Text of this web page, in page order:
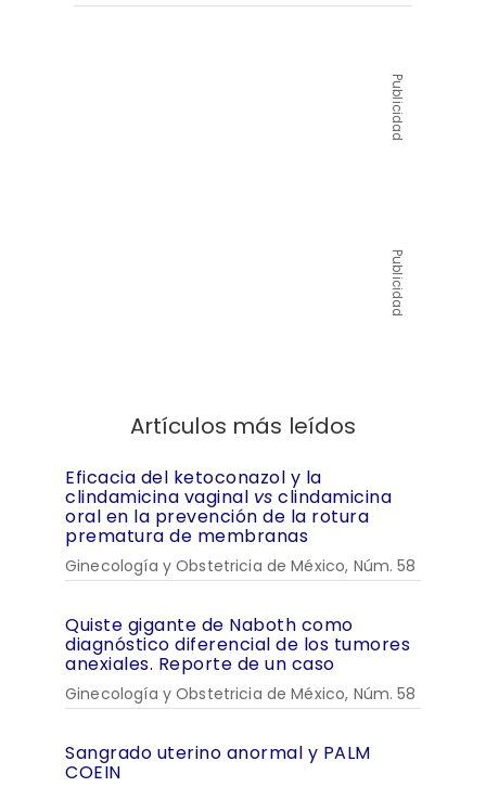
Publicidad
Publicidad
Artículos más leídos
Eficacia del ketoconazol y la
clindamicina vaginal vs clindamicina
oral en la prevención de la rotura
prematura de membranas
Ginecología y Obstetricia de México, Núm. 58
Quiste gigante de Naboth como
diagnóstico diferencial de los tumores
anexiales. Reporte de un caso
Ginecología y Obstetricia de México, Núm. 58
Sangrado uterino anormal y PALM
COEIN